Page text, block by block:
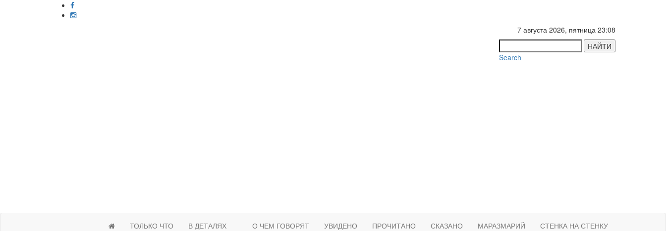
7 августа 2026, пятница 23:08
НАЙТИ
Search
ТОЛЬКО ЧТО
В ДЕТАЛЯХ
О ЧЕМ ГОВОРЯТ УВИДЕНО
ПРОЧИТАНО
СКАЗАНО МАРАЗМАРИЙ СТЕНКА НА СТЕНКУ